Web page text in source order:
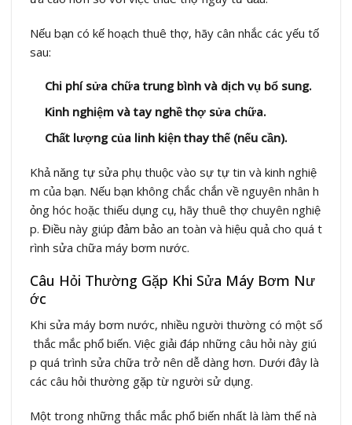
Nếu bạn có kế hoạch thuê thợ, hãy cân nhắc các yếu tố
sau:
Chi phí sửa chữa trung bình và dịch vụ bổ sung.
Kinh nghiệm và tay nghề thợ sửa chữa.
Chất lượng của linh kiện thay thế (nếu cần).
Khả năng tự sửa phụ thuộc vào sự tự tin và kinh nghiệ
m của bạn. Nếu bạn không chắc chắn về nguyên nhân h
ỏng hóc hoặc thiếu dụng cụ, hãy thuê thợ chuyên nghiệ
p. Điều này giúp đảm bảo an toàn và hiệu quả cho quá t
rình sửa chữa máy bơm nước.
Câu Hỏi Thường Gặp Khi Sửa Máy Bơm Nư
ớc
Khi sửa máy bơm nước, nhiều người thường có một số
thắc mắc phổ biến. Việc giải đáp những câu hỏi này giú
p quá trình sửa chữa trở nên dễ dàng hơn. Dưới đây là
các câu hỏi thường gặp từ người sử dụng.
Một trong những thắc mắc phổ biến nhất là làm thế nà